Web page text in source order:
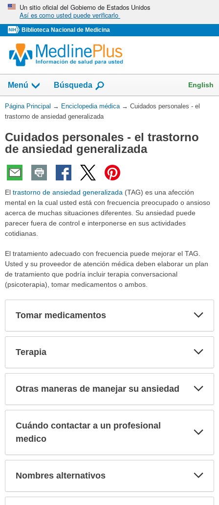
Omita
vaya
al
Contenido
Un sitio oficial del Gobierno de Estados Unidos
Así es como usted puede verificarlo
Biblioteca Nacional de Medicina
Menú Búsqueda English
Usted
está
Página Principal → Enciclopedia médica → Cuidados personales - el
trastorno de ansiedad generalizada
Cuidados personales - el trastorno
de ansiedad generalizada
El trastorno de ansiedad generalizada (TAG) es una afección
mental en la cual usted está con frecuencia preocupado o ansioso
acerca de muchas situaciones diferentes. Su ansiedad puede
parecer fuera de control e interponerse en sus actividades
cotidianas.
El tratamiento adecuado con frecuencia puede mejorar el TAG.
Usted y su proveedor de atención médica deben elaborar un plan
de tratamiento que podría incluir terapia conversacional
(psicoterapia), tomar medicamentos o ambos.
Tomar medicamentos
Terapia
Otras maneras de manejar su ansiedad
Cuándo contactar a un profesional
medico
Nombres alternativos